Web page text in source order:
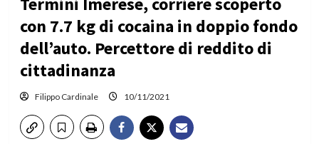
con 7.7 kg di cocaina in doppio fondo
dell’auto. Percettore di reddito di
cittadinanza
Filippo Cardinale 10/11/2021